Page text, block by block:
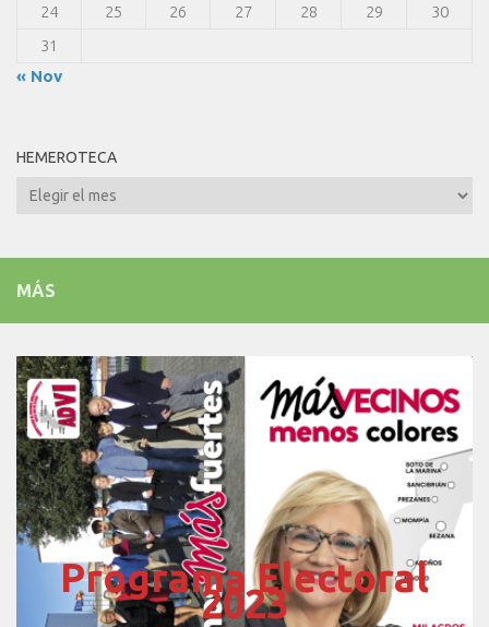
24
25 26 27 28 29
30
31
« Nov
HEMEROTECA
Hemeroteca
MÁS
Programa Electoral
2023